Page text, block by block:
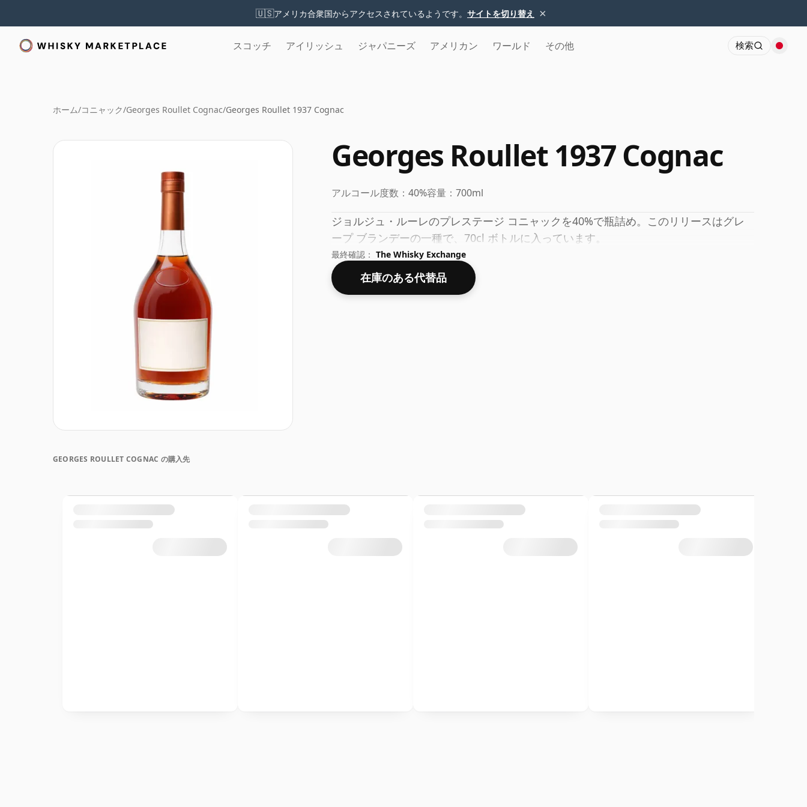
🇺🇸アメリカ合衆国からアクセスされているようです。 サイトを切り替え ×
スコッチ アイリッシュ ジャパニーズ アメリカン ワールド その他 検索
ホーム/コニャック/Georges Roullet Cognac/Georges Roullet 1937 Cognac
Georges Roullet 1937 Cognac
アルコール度数： 40%容量： 700ml
ジョルジュ・ルーレのプレステージ コニャックを40%で瓶詰め。このリリースはグレ
ープ ブランデーの一種で、70cl ボトルに入っています。
最終確認： The Whisky Exchange
在庫のある代替品
GEORGES ROULLET COGNAC の購入先